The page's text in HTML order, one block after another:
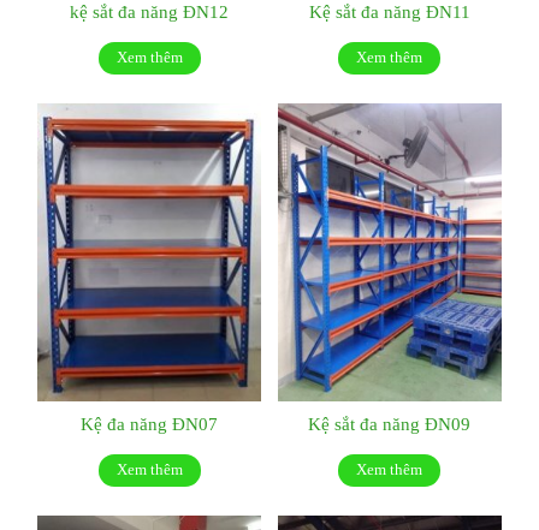
kệ sắt đa năng ĐN12
Xem thêm
Kệ sắt đa năng ĐN11
Xem thêm
Kệ đa năng ĐN07
Xem thêm
Kệ sắt đa năng ĐN09
Xem thêm